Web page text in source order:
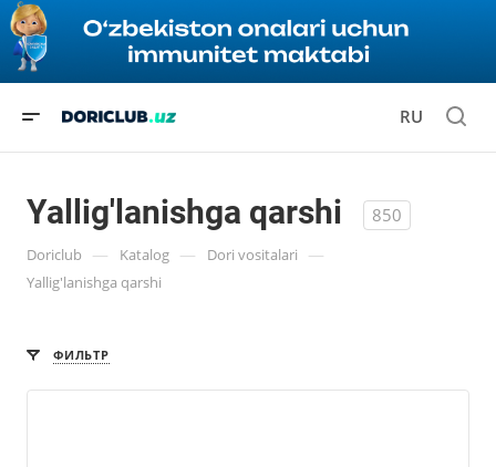
RU
Yallig'lanishga qarshi 850
Doriclub — Katalog — Dori vositalari —
Yallig'lanishga qarshi
ФИЛЬТР